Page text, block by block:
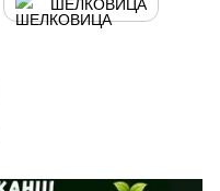
ШЕЛКОВИЦА